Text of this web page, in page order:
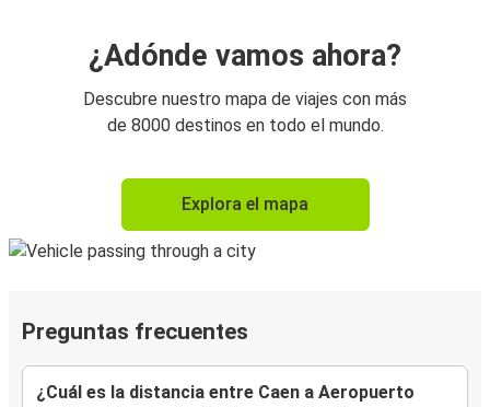
¿Adónde vamos ahora?
Descubre nuestro mapa de viajes con más
de 8000 destinos en todo el mundo.
Explora el mapa
Preguntas frecuentes
¿Cuál es la distancia entre Caen a Aeropuerto